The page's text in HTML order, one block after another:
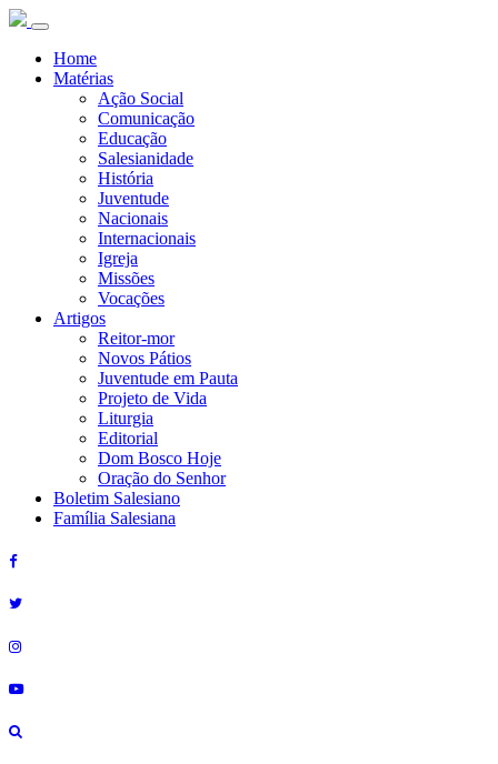
Home
Matérias
Ação Social
Comunicação
Educação
Salesianidade
História
Juventude
Nacionais
Internacionais
Igreja
Missões
Vocações
Artigos
Reitor-mor
Novos Pátios
Juventude em Pauta
Projeto de Vida
Liturgia
Editorial
Dom Bosco Hoje
Oração do Senhor
Boletim Salesiano
Família Salesiana